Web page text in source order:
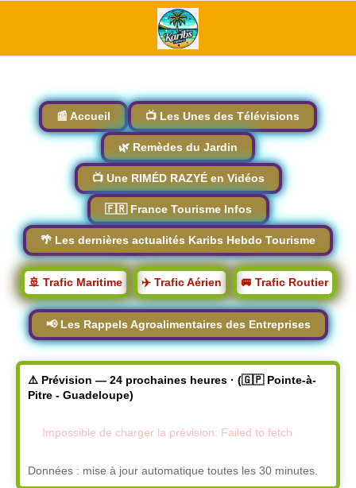
📰 Accueil 📺 Les Unes des Télévisions
🌿 Remèdes du Jardin
📺 Une RIMÉD RAZYÉ en Vidéos
🇫🇷 France Tourisme Infos
🌴 Les dernières actualités Karibs Hebdo Tourisme
🚢 Trafic Maritime ✈️ Trafic Aérien 🚐 Trafic Routier
📢 Les Rappels Agroalimentaires des Entreprises
⚠️ Prévision — 24 prochaines heures · (🇬🇵 Pointe-à-
Pitre - Guadeloupe)
Impossible de charger la prévision: Failed to fetch
Données : mise à jour automatique toutes les 30 minutes.